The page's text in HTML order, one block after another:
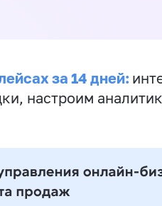
за 14 дней:
настроим